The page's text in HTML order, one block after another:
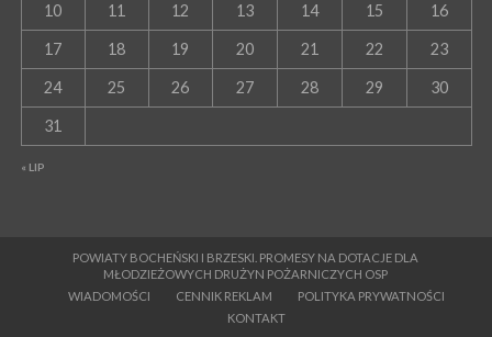
« LIP
10 11 12 13 14 15 16
17 18 19 20 21 22 23
24 25 26 27 28 29 30
31
POWIATY BOCHEŃSKI I BRZESKI. PROMESY NA DOTACJE DLA
MŁODZIEŻOWYCH DRUŻYN POŻARNICZYCH OSP
WIADOMOŚCI
CENNIK REKLAM
POLITYKA PRYWATNOŚCI
KONTAKT